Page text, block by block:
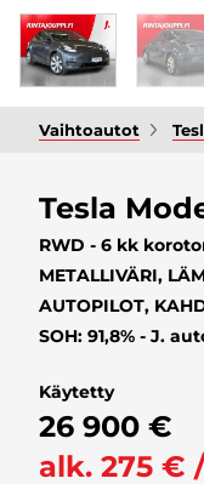
Vaihtoautot
Tesla
RWD - 6 kk
METALLIVÄRI,
AUTOPILOT,
SOH: 91,8% - J.
Käytetty
26 900 €
alk. 275 €